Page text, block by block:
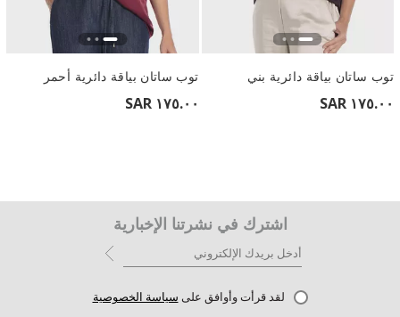
توب ساتان بياقة دائرية بني
١٧٥.٠٠ SAR
توب ساتان بياقة دائرية أحمر
١٧٥.٠٠ SAR
اشترك في نشرتنا الإخبارية
لقد قرأت وأوافق على سياسة الخصوصية